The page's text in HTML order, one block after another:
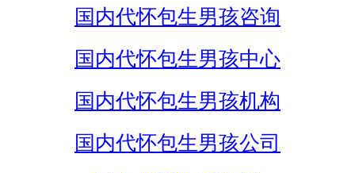
国内代怀包生男孩咨询
国内代怀包生男孩中心
国内代怀包生男孩机构
国内代怀包生男孩公司